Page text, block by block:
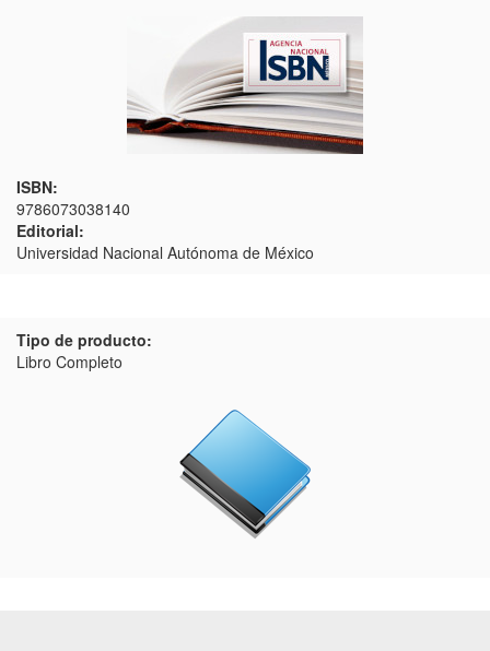
ISBN:
9786073038140
Editorial:
Universidad Nacional Autónoma de México
Tipo de producto:
Libro Completo